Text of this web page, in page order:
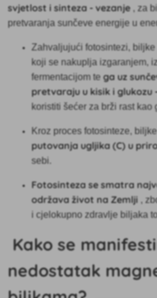
svjetlost i sinteza - vezanje, za
pretvaranja sunčeve energije u
Zahvaljujući fotosintezi,
koji se nakuplja izgaranjem,
fermentacijom tega uz
pretvaraju u kisik i glukozu
koristiti šećer za brži rast kao
Kroz proces fotosinteze,
putovanja ugljika (C) u
sebi.
Fotosinteza se smatra
održava život na Zemlji ,
i cjelokupno zdravlje biljaka
Kako se
nedostatak